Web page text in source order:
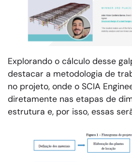
Explorando o cálculo desse
destacar a metodologia de
no projeto, onde o SCIA
diretamente nas etapas de
estrutura e, por isso, essas